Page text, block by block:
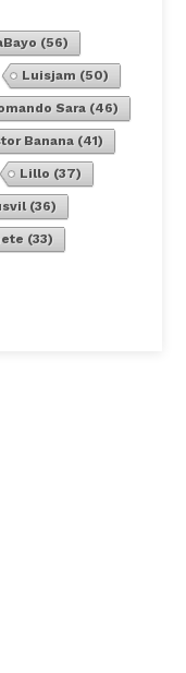
(56)
Luisjam (50)
Sara(46)
Banana(41)
Lillo (37)
(36)
(33)